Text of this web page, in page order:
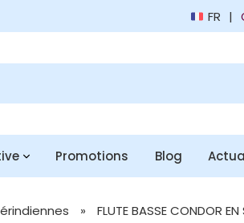
FR
Promotions Blog
» FLUTE BASSE CONDOR